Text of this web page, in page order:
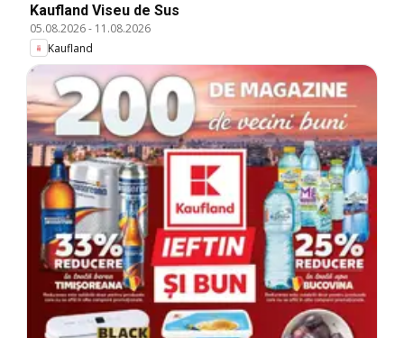
Kaufland Viseu de Sus
05.08.2026- 11.08.2026
Kaufland